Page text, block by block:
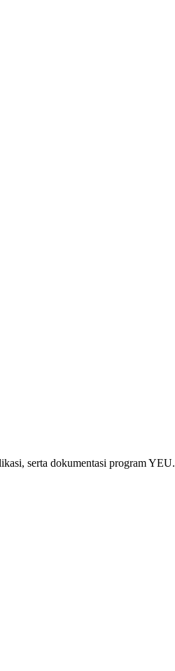
serta dokumentasi program YEU.